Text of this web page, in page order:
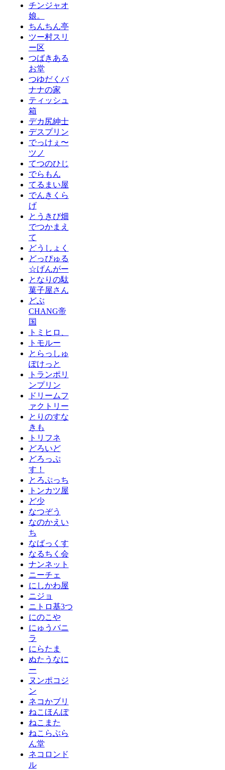
チンジャオ
娘。
ちんちん亭
ツー村スリ
ー区
つばきある
お堂
つゆだくバ
ナナの家
ティッシュ
箱
デカ尻紳士
デスプリン
でっけぇ〜
ツノ
てつのひじ
でらもん
てるまい屋
でんきくら
げ
とうきび畑
でつかまえ
て
どうしょく
どっぴゅる
☆げんがー
となりの駄
菓子屋さん
どぶ
CHANG帝
国
トミヒロ、
トモルー
とらっしゅ
ぽけっと
トランポリ
ンプリン
ドリームフ
ァクトリー
とりのすな
きも
トリフネ
どろいど
どろっぷ
す！
とろぷっち
トンカツ屋
ど少
なつぞう
なのかえい
ち
なばっくす
なるちく会
ナンネット
ニーチェ
にしかわ屋
ニジョ
ニトロ基3つ
にのこや
にゅうバニ
ラ
にらたま
ぬたうなに
ー
ヌンポコジ
ン
ネコかブリ
ねこほんぽ
ねこまた
ねこらぶら
ん堂
ネコロンド
ル